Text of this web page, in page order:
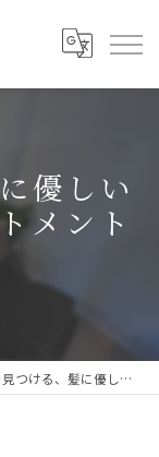
優しい
メント
髪に優しいシャンプーとトリートメントの秘密